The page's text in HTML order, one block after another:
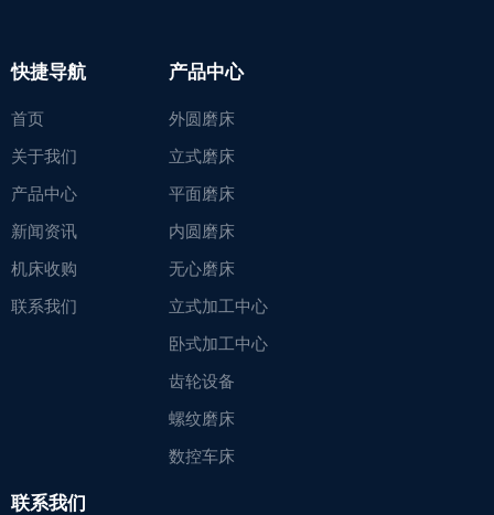
快捷导航
首页
关于我们
产品中心
新闻资讯
机床收购
联系我们
产品中心
外圆磨床
立式磨床
平面磨床
内圆磨床
无心磨床
立式加工中心
卧式加工中心
齿轮设备
螺纹磨床
数控车床
联系我们